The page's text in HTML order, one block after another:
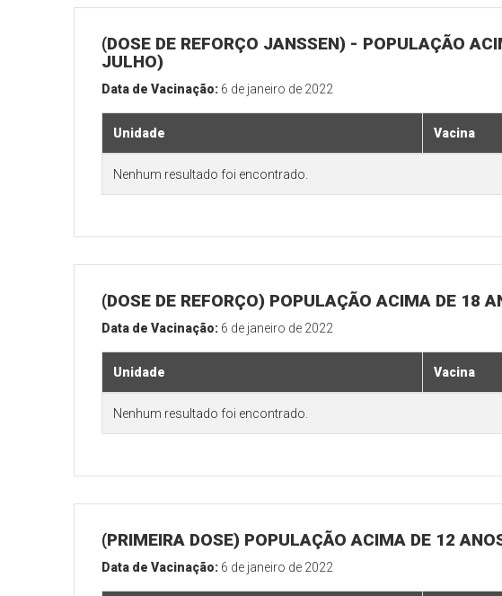
(DOSE DE REFORÇO JANSSEN) - POPULAÇÃO
JULHO)
Data de Vacinação: 6 de janeiro de 2022
Unidade Vacina
Nenhum resultado foi encontrado.
(DOSE DE REFORÇO) POPULAÇÃO ACIMA DE 18
Data de Vacinação: 6 de janeiro de 2022
Unidade Vacina
Nenhum resultado foi encontrado.
(PRIMEIRA DOSE) POPULAÇÃO ACIMA DE 12
Data de Vacinação: 6 de janeiro de 2022